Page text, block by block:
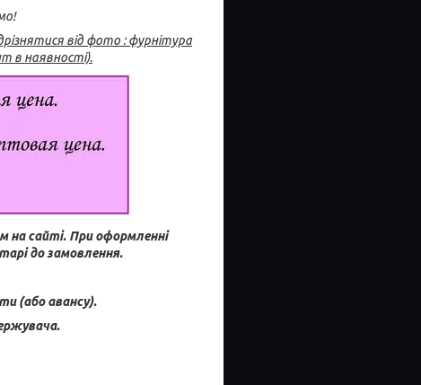
від фото : фурнітура
в наявності).
на сайті. При оформленні
до замовлення.
(або авансу).